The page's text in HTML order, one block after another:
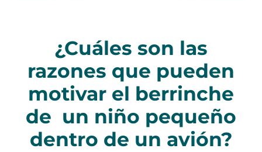
¿Cuáles son las
razones que pueden
motivar el berrinche
de un niño pequeño
dentro de un avión?